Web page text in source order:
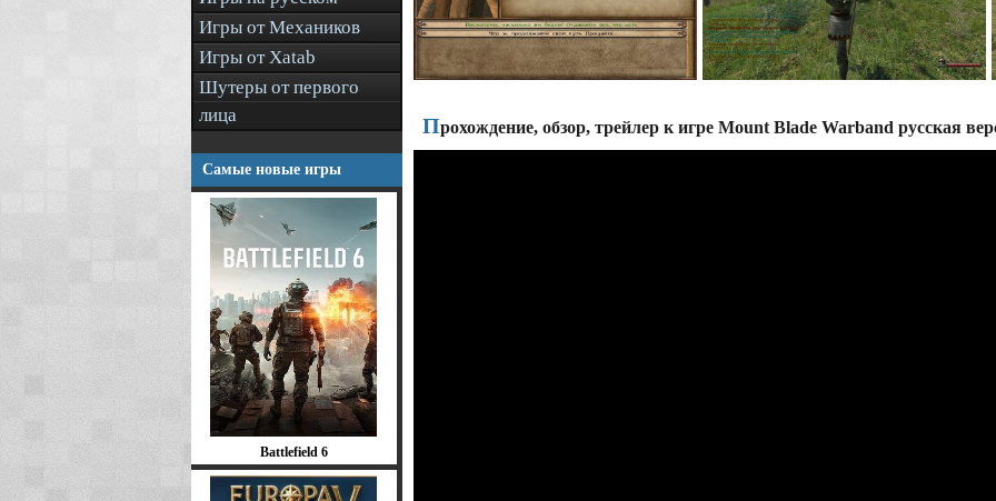
Игры от Механиков
Игры от Xatab
Шутеры от первого
лица
Самые новые игры
Battlefield 6
Прохождение, обзор, трейлер к игре Mount Blade Warband русская